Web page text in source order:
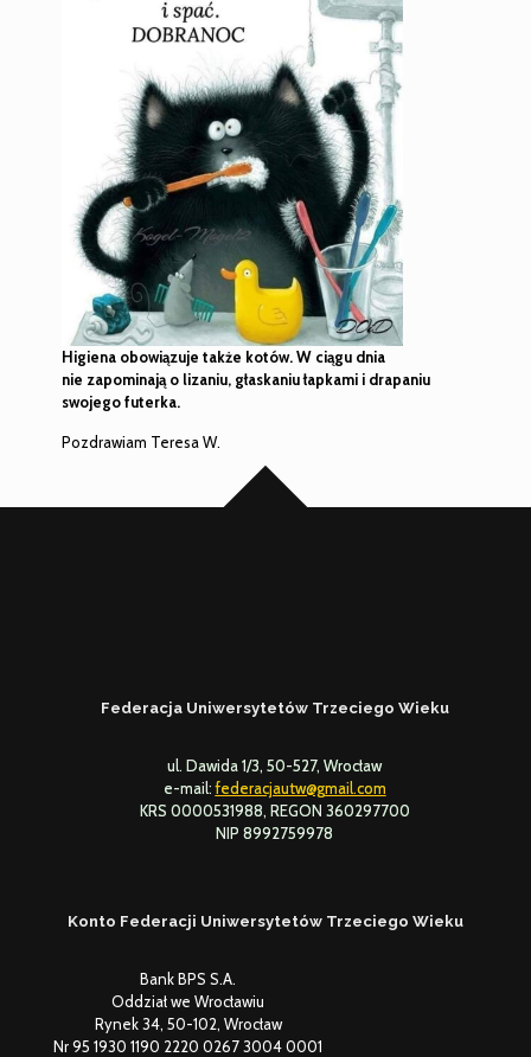
Higiena obowiązuje także kotów. W ciągu dnia
nie zapominają o lizaniu, głaskaniu łapkami i drapaniu
swojego futerka.
Pozdrawiam Teresa W.
Federacja Uniwersytetów Trzeciego Wieku
ul. Dawida 1/3, 50-527, Wrocław
e-mail:federacjautw@gmail.com
KRS 0000531988, REGON 360297700
NIP 8992759978
Konto Federacji Uniwersytetów Trzeciego Wieku
Bank BPS S.A.
Oddział we Wrocławiu
Rynek 34, 50-102, Wrocław
Nr 95 1930 1190 2220 0267 3004 0001